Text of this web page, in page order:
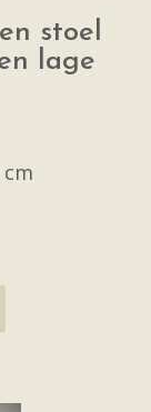
stoel
lage